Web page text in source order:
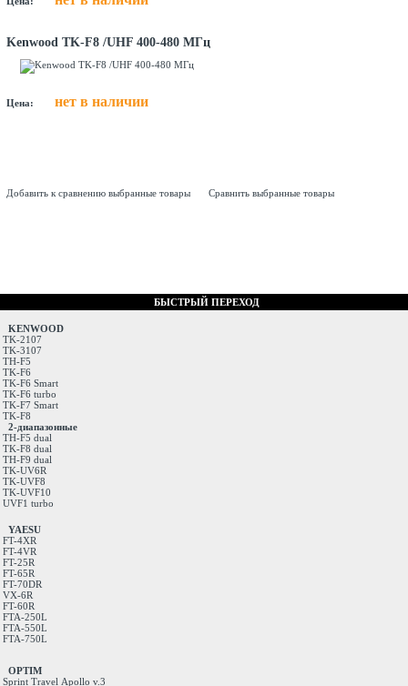
Kenwood TK-F8 /UHF 400-480 МГц
Цена: нет в наличии
Добавить к сравнению выбранные товары Сравнить выбранные товары
БЫСТРЫЙ ПЕРЕХОД
KENWOOD
TK-2107
TK-3107
TH-F5
TK-F6
TK-F6 Smart
TK-F6 turbo
TK-F7 Smart
TK-F8
2-диапазонные
TH-F5 dual
TK-F8 dual
TH-F9 dual
TK-UV6R
TK-UVF8
TK-UVF10
UVF1 turbo
YAESU
FT-4XR
FT-4VR
FT-25R
FT-65R
FT-70DR
VX-6R
FT-60R
FTA-250L
FTA-550L
FTA-750L
OPTIM
Sprint Travel Apollo v.3